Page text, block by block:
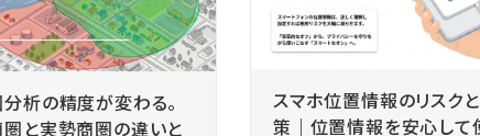
析の精度が変わる。
と実勢商圏の違いと
スマホ位置情報のリスク
策｜位置情報を安心して